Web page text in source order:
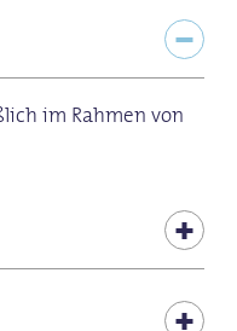
im Rahmen von